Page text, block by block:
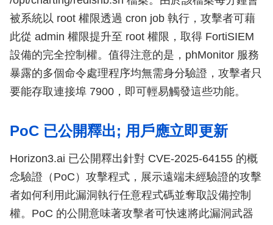
被系統以 root 權限透過 cron job 執行，攻擊者可藉
此從 admin 權限提升至 root 權限，取得 FortiSIEM
設備的完全控制權。值得注意的是，phMonitor 服務
暴露的多個命令處理程序均無需身分驗證，攻擊者只
要能存取連接埠 7900，即可輕易觸發這些功能。
PoC 已公開釋出; 用戶應立即更新
Horizon3.ai 已公開釋出針對 CVE-2025-64155 的概
念驗證（PoC）攻擊程式，展示遠端未經驗證的攻擊
者如何利用此漏洞執行任意程式碼並奪取設備控制
權。PoC 的公開意味著攻擊者可快速將此漏洞武器